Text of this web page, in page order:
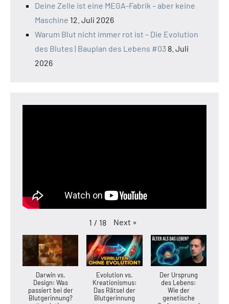
Deine Zelle ist eine MEGA-Fabrik – aber keine
Maschine 12. Juli 2026
Warum Blut nicht immer rot ist – Die Evolution
des Blutes | Bauplan des Lebens #03 8. Juli
2026
1 / 18 Next »
Darwin vs.
Design: Was
passiert bei der
Blutgerinnung?
Evolution vs.
Kreationismus:
Das Rätsel der
Blutgerinnung
Der Ursprung
des Lebens:
Wie der
genetische